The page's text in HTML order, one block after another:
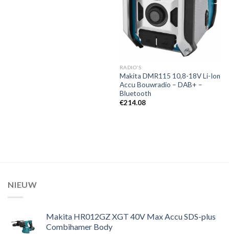
RADIO'S
Makita DMR115 10,8-18V Li-Ion
Accu Bouwradio – DAB+ –
Bluetooth
€214.08
NIEUW
Makita HR012GZ XGT 40V Max Accu SDS-plus
Combihamer Body